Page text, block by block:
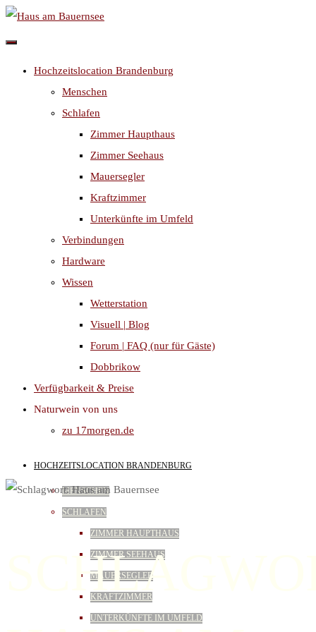
Skip
Hochzeitslocation Brandenburg
Menschen
Schlafen
Zimmer Haupthaus
Zimmer Seehaus
Mauersegler
Kraftzimmer
Unterkünfte im Umfeld
Verbindungen
Hardware
Wissen
Wetterstation
Visuell | Blog
Forum | FAQ (nur für Gäste)
Dobbrikow
Verfügbarkeit & Preise
Naturwein von uns
zu 17morgen.de
HOCHZEITSLOCATION BRANDENBURG
MENSCHEN
SCHLAFEN
ZIMMER HAUPTHAUS
ZIMMER SEEHAUS
MAUERSEGLER
KRAFTZIMMER
UNTERKÜNFTE IM UMFELD